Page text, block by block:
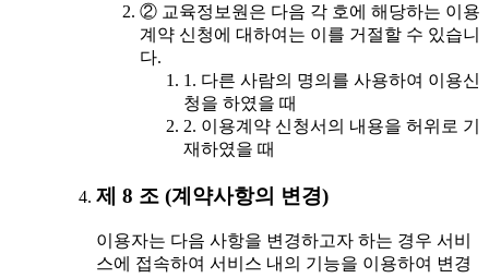
② 교육정보원은 다음 각 호에 해당하는 이용
계약 신청에 대하여는 이를 거절할 수 있습니
다.
1. 다른 사람의 명의를 사용하여 이용신
청을 하였을 때
2. 이용계약 신청서의 내용을 허위로 기
재하였을 때
제 8 조 (계약사항의 변경)
이용자는 다음 사항을 변경하고자 하는 경우 서비
스에 접속하여 서비스 내의 기능을 이용하여 변경